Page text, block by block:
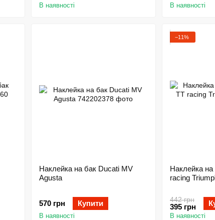
В наявності В наявності
Наклейка на бак Ducati MV
Agusta
570 грн Купити
В наявності
−11%
Наклейка
racing
442 грн
395 грн
В наявності